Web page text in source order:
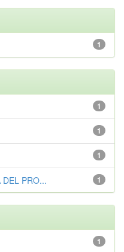
1
1
1
1
1
DEL PRO...
1